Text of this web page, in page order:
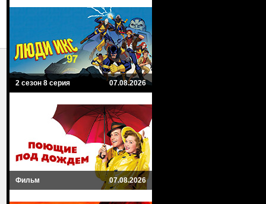
2 сезон 8 серия 07.08.2026
Фильм 07.08.2026